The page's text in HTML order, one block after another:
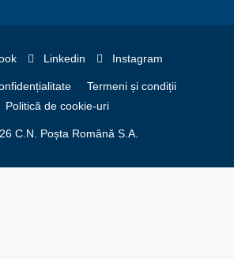
Linkedin Instagram
Termeni și condiții
Politică de cookie-uri
C.N. Poșta Română S.A.